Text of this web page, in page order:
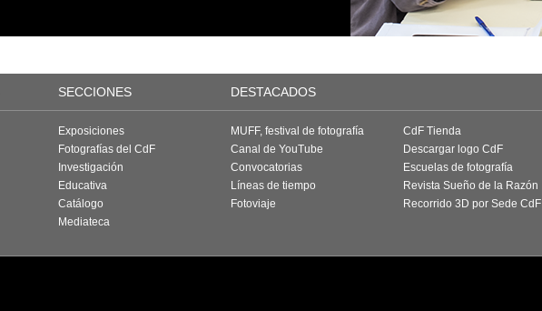
SECCIONES DESTACADOS
Exposiciones
Fotografías del CdF
Investigación
Educativa
Catálogo
Mediateca
MUFF, festival de fotografía
Canal de YouTube
Convocatorias
Líneas de tiempo
Fotoviaje
CdF Tienda
Descargar logo CdF
Escuelas de fotografía
Revista Sueño de la Razón
Recorrido 3D por Sede CdF